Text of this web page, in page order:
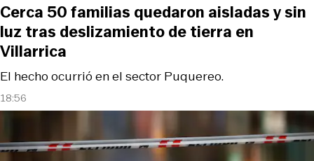
18:56
El hecho ocurrió en el sector Puquereo.
Cerca 50 familias quedaron aisladas y sin
luz tras deslizamiento de tierra en
Villarrica